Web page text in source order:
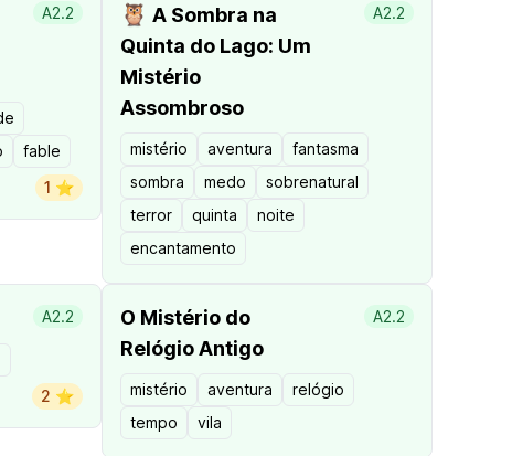
A2.2
fable
1 ⭐️
🦉 A Sombra na
Quinta do Lago: Um
Mistério
Assombroso
A2.2
mistério aventura
fantasma
sombra
medo
sobrenatural
terror
quinta
noite
encantamento
A2.2
2 ⭐️
O Mistério do
Relógio Antigo
A2.2
mistério aventura
relógio
tempo
vila